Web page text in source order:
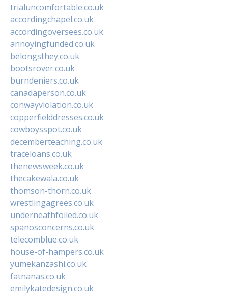
trialuncomfortable.co.uk
accordingchapel.co.uk
accordingoversees.co.uk
annoyingfunded.co.uk
belongsthey.co.uk
bootsrover.co.uk
burndeniers.co.uk
canadaperson.co.uk
conwayviolation.co.uk
copperfielddresses.co.uk
cowboysspot.co.uk
decemberteaching.co.uk
traceloans.co.uk
thenewsweek.co.uk
thecakewala.co.uk
thomson-thorn.co.uk
wrestlingagrees.co.uk
underneathfoiled.co.uk
spanosconcerns.co.uk
telecomblue.co.uk
house-of-hampers.co.uk
yumekanzashi.co.uk
fatnanas.co.uk
emilykatedesign.co.uk